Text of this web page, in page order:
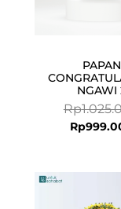
PAPAN
NGAWI
Rp
Rp